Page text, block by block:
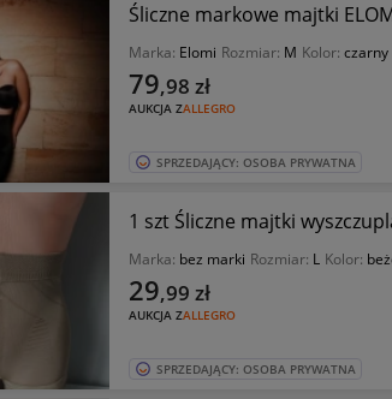
Śliczne markowe majtki
Marka: Elomi Rozmiar: M Kolor: czarny
AUKCJA ZALLEGRO
79,98 zł
SPRZEDAJĄCY: OSOBA PRYWATNA
1 szt Śliczne majtki
Marka: bez marki Rozmiar: L Kolor:
AUKCJA ZALLEGRO
29,99 zł
SPRZEDAJĄCY: OSOBA PRYWATNA